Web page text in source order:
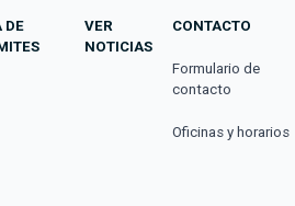
DE
VER
NOTICIAS
CONTACTO
Formulario de
contacto
Oficinas y horarios